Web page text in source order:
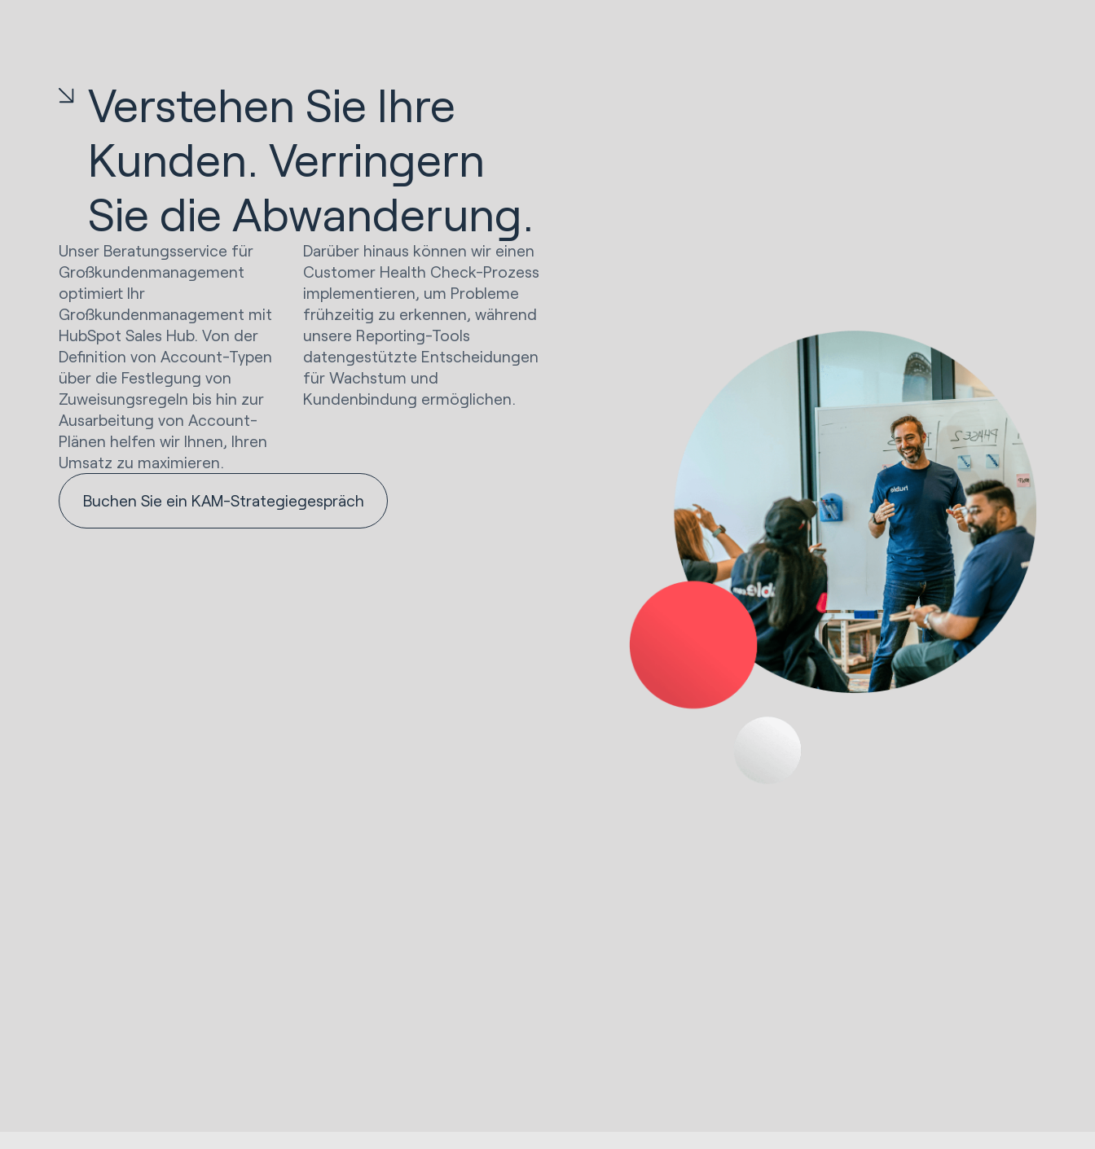
Verstehen Sie Ihre
Kunden. Verringern
Sie die Abwanderung.
Unser Beratungsservice für
Großkundenmanagement
optimiert Ihr
Großkundenmanagement mit
HubSpot Sales Hub. Von der
Definition von Account-Typen
über die Festlegung von
Zuweisungsregeln bis hin zur
Ausarbeitung von Account-
Plänen helfen wir Ihnen, Ihren
Umsatz zu maximieren.
Darüber hinaus können wir einen
Customer Health Check-Prozess
implementieren, um Probleme
frühzeitig zu erkennen, während
unsere Reporting-Tools
datengestützte Entscheidungen
für Wachstum und
Kundenbindung ermöglichen.
Buchen Sie ein KAM-Strategiegespräch